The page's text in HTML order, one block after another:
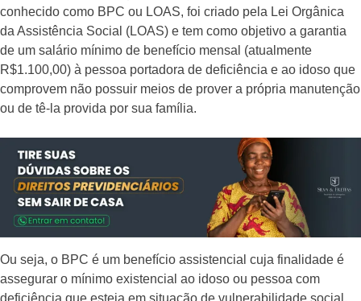
conhecido como BPC ou LOAS, foi criado pela Lei Orgânica
da Assistência Social (LOAS) e tem como objetivo a garantia
de um salário mínimo de benefício mensal (atualmente
R$1.100,00) à pessoa portadora de deficiência e ao idoso que
comprovem não possuir meios de prover a própria manutenção
ou de tê-la provida por sua família.
Ou seja, o BPC é um benefício assistencial cuja finalidade é
assegurar o mínimo existencial ao idoso ou pessoa com
deficiência que esteja em situação de vulnerabilidade social.